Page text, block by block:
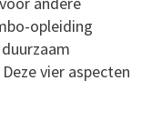
opleiding
vier aspecten